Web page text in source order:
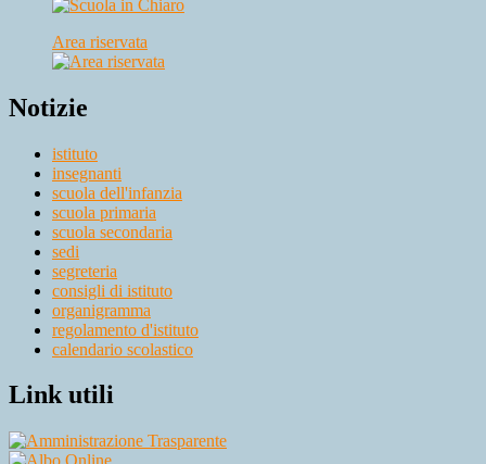
Area riservata
Notizie
istituto
insegnanti
scuola dell'infanzia
scuola primaria
scuola secondaria
sedi
segreteria
consigli di istituto
organigramma
regolamento d'istituto
calendario scolastico
Link utili